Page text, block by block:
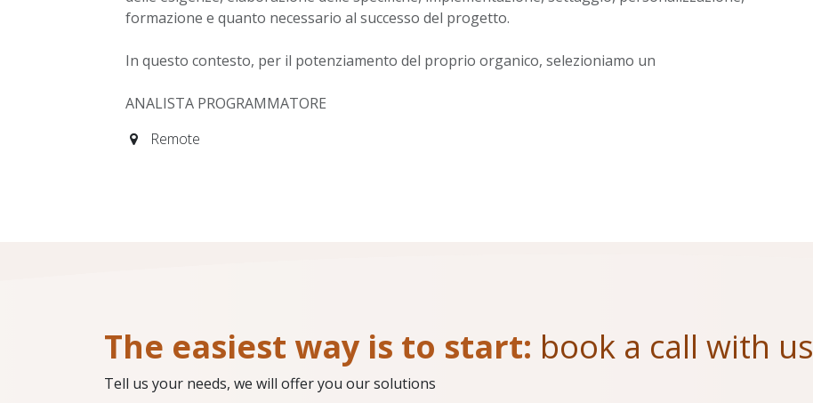
formazione e quanto necessario al successo del progetto.
In questo contesto, per il potenziamento del proprio organico, selezioniamo un
ANALISTA PROGRAMMATORE
Remote
The easiest way is to start: book a call with us
Tell us your needs, we will offer you our solutions